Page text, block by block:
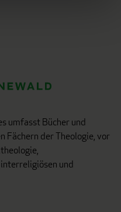
umfasst Bücher und
Fächern der Theologie, vor
und